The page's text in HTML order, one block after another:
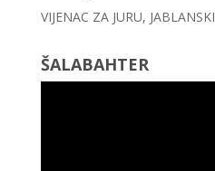
VIJENAC ZA JURU, JABLANSKI
ŠALABAHTER